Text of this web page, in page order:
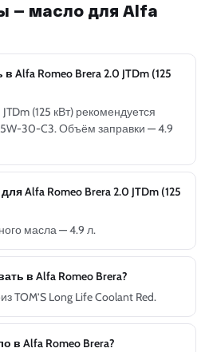
— масло для Alfa
Alfa Romeo Brera 2.0 JTDm (125
(125 кВт) рекомендуется
30-C3. Объём заправки — 4.9
Alfa Romeo Brera 2.0 JTDm (125
масла — 4.9 л.
в Alfa Romeo Brera?
TOM’S Long Life Coolant Red.
в Alfa Romeo Brera?